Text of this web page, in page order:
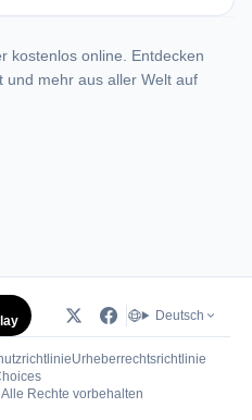
kostenlos online. Entdecken
und mehr aus aller Welt auf
Deutsch
Urheberrechtsrichtlinie
(öffnet in neuem Tab)
Rechte vorbehalten